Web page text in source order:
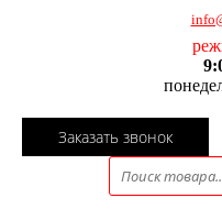
Заказать звонок